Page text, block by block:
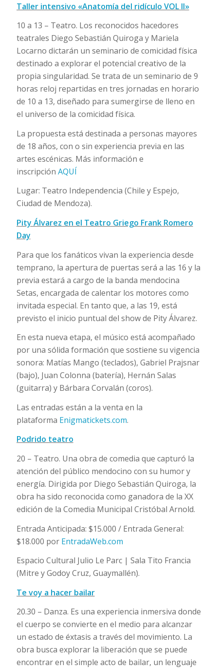
Taller intensivo «Anatomía del ridículo VOL II»
10 a 13 – Teatro. Los reconocidos hacedores
teatrales Diego Sebastián Quiroga y Mariela
Locarno dictarán un seminario de comicidad física
destinado a explorar el potencial creativo de la
propia singularidad. Se trata de un seminario de 9
horas reloj repartidas en tres jornadas en horario
de 10 a 13, diseñado para sumergirse de lleno en
el universo de la comicidad física.
La propuesta está destinada a personas mayores
de 18 años, con o sin experiencia previa en las
artes escénicas. Más información e
inscripción AQUÍ
Lugar: Teatro Independencia (Chile y Espejo,
Ciudad de Mendoza).
Pity Álvarez en el Teatro Griego Frank Romero
Day
Para que los fanáticos vivan la experiencia desde
temprano, la apertura de puertas será a las 16 y la
previa estará a cargo de la banda mendocina
Setas, encargada de calentar los motores como
invitada especial. En tanto que, a las 19, está
previsto el inicio puntual del show de Pity Álvarez.
En esta nueva etapa, el músico está acompañado
por una sólida formación que sostiene su vigencia
sonora: Matías Mango (teclados), Gabriel Prajsnar
(bajo), Juan Colonna (batería), Hernán Salas
(guitarra) y Bárbara Corvalán (coros).
Las entradas están a la venta en la
plataforma Enigmatickets.com.
Podrido teatro
20 – Teatro. Una obra de comedia que capturó la
atención del público mendocino con su humor y
energía. Dirigida por Diego Sebastián Quiroga, la
obra ha sido reconocida como ganadora de la XX
edición de la Comedia Municipal Cristóbal Arnold.
Entrada Anticipada: $15.000 / Entrada General:
$18.000 por EntradaWeb.com
Espacio Cultural Julio Le Parc | Sala Tito Francia
(Mitre y Godoy Cruz, Guaymallén).
Te voy a hacer bailar
20.30 – Danza. Es una experiencia inmersiva donde
el cuerpo se convierte en el medio para alcanzar
un estado de éxtasis a través del movimiento. La
obra busca explorar la liberación que se puede
encontrar en el simple acto de bailar, un lenguaje